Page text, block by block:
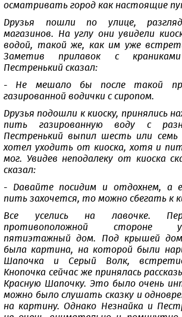
осматривать город как настоящие
Друзья пошли по улице,
магазинов. На углу они увидели
водой, такой же, как им уже
Заметив прилавок с
Пестренький сказал:
- Не мешало бы после такой
газированной водички с сиропом.
Друзья подошли к киоску, принялись
пить газированную воду с
Пестренький выпил шесть или семь
хотел уходить от киоска, хотя и
мог. Увидев неподалеку от киоска
сказал:
- Давайте посидим и отдохнем, а
пить захочется, то можно сбегать к
Все уселись на лавочке.
противоположной стороне
пятиэтажный дом. Под крышей
была картина, на которой были
Шапочка и Серый Волк,
Кнопочка сейчас же принялась
Красную Шапочку. Это было очень
можно было слушать сказку и
на картину. Однако Незнайка и